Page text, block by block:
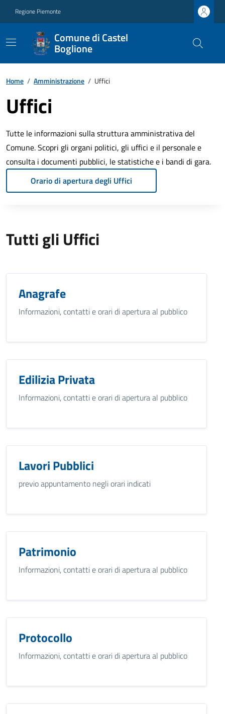
Regione Piemonte
Comune di Castel
Boglione
Home / Amministrazione / Uffici
Uffici
Tutte le informazioni sulla struttura amministrativa del
Comune. Scopri gli organi politici, gli uffici e il personale e
consulta i documenti pubblici, le statistiche e i bandi di gara.
Orario di apertura degli Uffici
Tutti gli Uffici
Anagrafe
Informazioni, contatti e orari di apertura al pubblico
Edilizia Privata
Informazioni, contatti e orari di apertura al pubblico
Lavori Pubblici
previo appuntamento negli orari indicati
Patrimonio
Informazioni, contatti e orari di apertura al pubblico
Protocollo
Informazioni, contatti e orari di apertura al pubblico